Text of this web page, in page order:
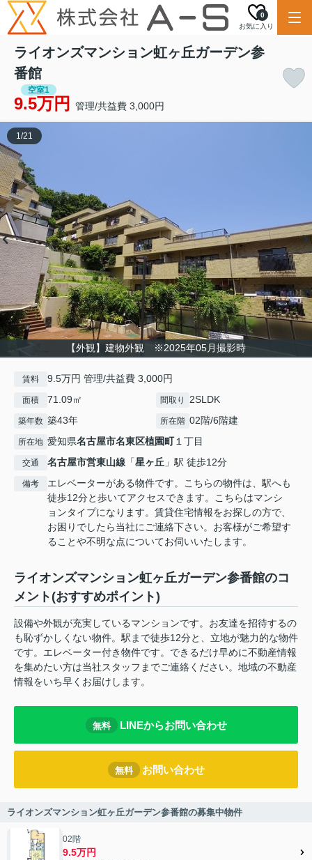
お気に入り
0
ライオンズマンション虹ヶ丘ガーデン参
番館
空室1
9.5万円 管理/共益費 3,000円
【外観】建物外観 ※2025年05月撮影時
1/21
賃料 9.5万円 管理/共益費 3,000円
面積 71.09㎡ 間取り 2SLDK
築年数 築43年 所在階 02階/6階建
所在地 愛知県名古屋市名東区植園町１丁目
交通 名古屋市営東山線 「星ヶ丘 」駅 徒歩12分
備考
エレベーターがある物件です。こちらの物件は、駅へも
徒歩12分と歩いてアクセスできます。こちらはマンシ
ョンタイプになります。賃貸住宅情報をお探しの方で、
お困りでしたら当社にご連絡下さい。お客様がご希望す
ることや不明な点についてお伺いいたします。
ライオンズマンション虹ヶ丘ガーデン参番館のコ
メント(おすすめポイント)
設備や外観が充実しているマンションです。お友達を招待するの
も恥ずかしくない物件。駅まで徒歩12分と、立地が魅力的な物件
です。エレベーター付き物件です。できるだけ早めに不動産情報
を集めたい方は当社スタッフまでご連絡ください。地域の不動産
情報をいち早くお届けします。
無料 LINEからお問い合わせ
無料 お問い合わせ
ライオンズマンション虹ヶ丘ガーデン参番館の募集中物件
02階
9.5万円